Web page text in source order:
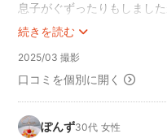
続きを読む
息子がぐずったりもしまし
い出に残る写真になりました
ポーズなども提案していた
2025/03 撮影
口コミを個別に開く
ぽんず30代 女性